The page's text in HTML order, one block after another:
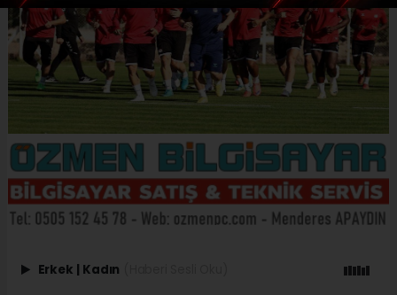
Erkek | Kadın